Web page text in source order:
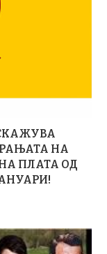
НА
ПЛАТА ОД